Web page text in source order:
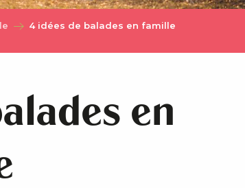
4 idées de balades en famille
en